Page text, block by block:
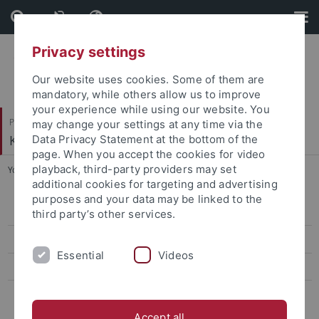
Skip
to
content
Skip
to
footer
Philosophische Fakultät
Kunsthistorisches Institut
You are here: Startseite ... Ehemalige
Ehemalige ProfessorInnen
Ehemalige Lehrbeauftragte
Privacy settings
Our website uses cookies. Some of them are
mandatory, while others allow us to improve
your experience while using our website. You
may change your settings at any time via the
Data Privacy Statement at the bottom of the
page. When you accept the cookies for video
playback, third-party providers may set
additional cookies for targeting and advertising
purposes and your data may be linked to the
third party’s other services.
Essential Videos